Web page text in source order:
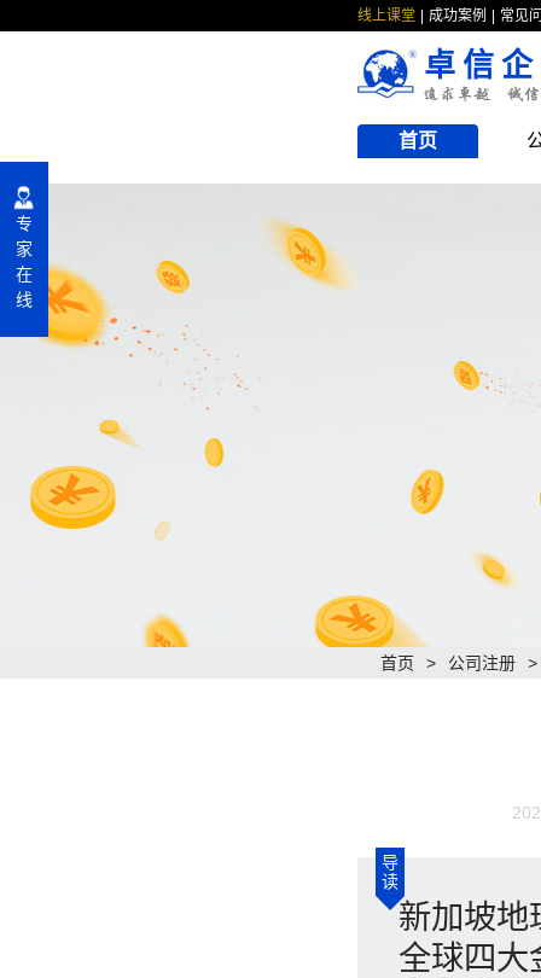
线上课堂 成功案例 常见
卓信
首页
首页 > 公司注册 >
导
读
新加坡地
全球四大
专
家
在
线